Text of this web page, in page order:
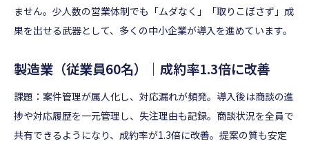
ません。少人数の営業体制でも「ムダなく」「取りこぼさず」成
果を出せる武器として、多くの中小企業が導入を進めています。
製造業（従業員60名）｜成約率1.3倍に改善
課題：案件管理が属人化し、対応漏れが頻発。導入後は商談の進
捗や対応履歴を一元管理し、失注理由も記録。商談状況を全員で
共有できるようになり、成約率が1.3倍に改善。提案の質も安定